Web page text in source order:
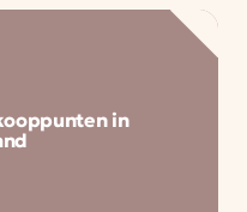
in